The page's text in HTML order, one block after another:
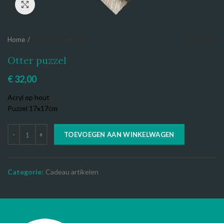
Home
Otter puzzel
€32,00
Acryl op hout
Puzzel 17x17cm
TOEVOEGEN AAN WINKELWAGEN
Categorie: Cadeau artikelen